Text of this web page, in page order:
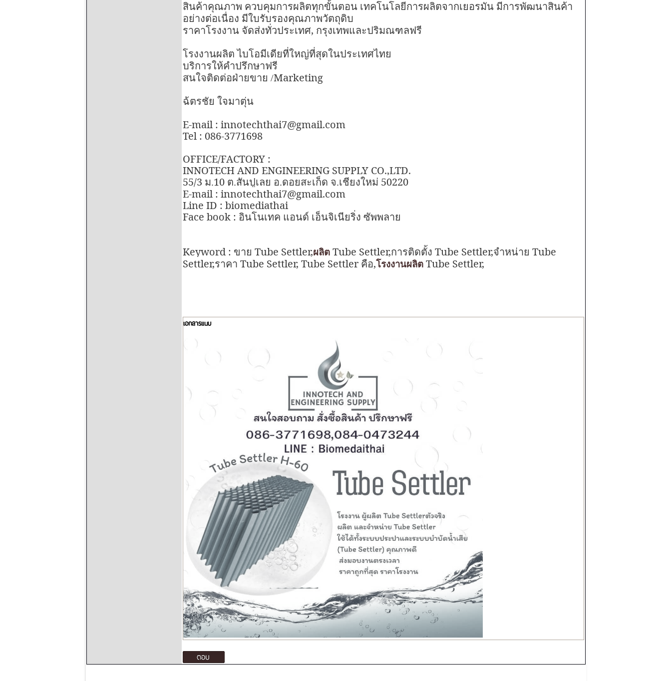
สินค้าคุณภาพ ควบคุมการผลิตทุกขั้นตอน เทคโนโลยีการผลิตจากเยอรมัน มีการพัฒนาสินค้า
อย่างต่อเนื่อง มีใบรับรองคุณภาพวัตถุดิบ
ราคาโรงงาน จัดส่งทั่วประเทศ, กรุงเทพและปริมณฑลฟรี
โรงงานผลิต ไบโอมีเดียที่ใหญ่ที่สุดในประเทศไทย
บริการให้คำปรึกษาฟรี
สนใจติดต่อฝ่ายขาย /Marketing
ฉ้ตรชัย ใจมาตุ่น
E-mail : innotechthai7@gmail.com
Tel : 086-3771698
OFFICE/FACTORY :
INNOTECH AND ENGINEERING SUPPLY CO.,LTD.
55/3 ม.10 ต.สันปูเลย อ.ดอยสะเก็ด จ.เชียงใหม่ 50220
E-mail : innotechthai7@gmail.com
Line ID : biomediathai
Face book : อินโนเทค แอนด์ เอ็นจิเนียริ่ง ซัพพลาย
Keyword : ขาย Tube Settler,ผลิต Tube Settler,การติดตั้ง Tube Settler,จำหน่าย Tube
Settler,ราคา Tube Settler, Tube Settler คือ,โรงงานผลิต Tube Settler,
เอกสารแนบ